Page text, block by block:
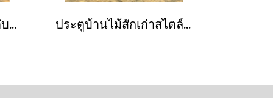
ประตูไม้แท้สวยๆ ประดับแผ่นทองเหลืองเต็มบาน ประตูบ้านไม้สักเก่าสไตล์ซุ้มโค้งแบบอินเดีย